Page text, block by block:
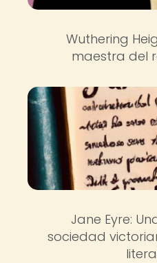
Wuthering
maestra del
Jane Eyre:
sociedad